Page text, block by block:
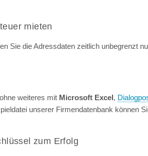
mieten
Sie die Adressdaten zeitlich unbegrenzt
weiteres mit Microsoft Excel,
unserer Firmendatenbank können
zum Erfolg